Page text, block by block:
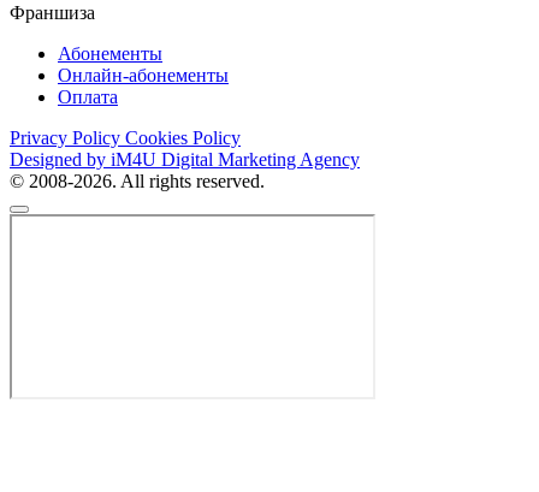
Франшиза
Абонементы
Онлайн-абонементы
Оплата
Privacy Policy Cookies Policy
Designed by iM4U Digital Marketing Agency
© 2008-2026. All rights reserved.